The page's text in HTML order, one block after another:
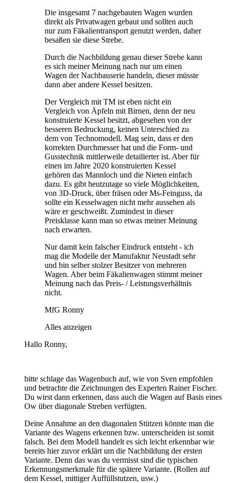
Die insgesamt 7 nachgebauten Wagen wurden
direkt als Privatwagen gebaut und sollten auch
nur zum Fäkalientransport genutzt werden, daher
besaßen sie diese Strebe.
Durch die Nachbildung genau dieser Strebe kann
es sich meiner Meinung nach nur um einen
Wagen der Nachbauserie handeln, dieser müsste
dann aber andere Kessel besitzen.
Der Vergleich mit TM ist eben nicht ein
Vergleich von Äpfeln mit Birnen, denn der neu
konstruierte Kessel besitzt, abgesehen von der
besseren Bedruckung, keinen Unterschied zu
dem von Technomodell. Mag sein, dass er den
korrekten Durchmesser hat und die Form- und
Gusstechnik mittlerweile detailierter ist. Aber für
einen im Jahre 2020 konstruierten Kessel
gehören das Mannloch und die Nieten einfach
dazu. Es gibt heutzutage so viele Möglichkeiten,
von 3D-Druck, über fräsen oder Ms-Feinguss, da
sollte ein Kesselwagen nicht mehr aussehen als
wäre er geschweißt. Zumindest in dieser
Preisklasse kann man so etwas meiner Meinung
nach erwarten.
Nur damit kein falscher Eindruck entsteht - ich
mag die Modelle der Manufaktur Neustadt sehr
und bin selber stolzer Besitzer von mehreren
Wagen. Aber beim Fäkalienwagen stimmt meiner
Meinung nach das Preis- / Leistungsverhältnis
nicht.
MfG Ronny
Alles anzeigen
Hallo Ronny,
bitte schlage das Wagenbuch auf, wie von Sven empfohlen
und betrachte die Zeichnungen des Experten Rainer Fischer.
Du wirst dann erkennen, dass auch die Wagen auf Basis eines
Ow über diagonale Streben verfügten.
Deine Annahme an den diagonalen Stützen könnte man die
Variante des Wagens erkennen bzw. unterscheiden ist somit
falsch. Bei dem Modell handelt es sich leicht erkennbar wie
bereits hier zuvor erklärt um die Nachbildung der ersten
Variante. Denn das was du vermisst sind die typischen
Erkennungsmerkmale für die spätere Variante. (Rollen auf
dem Kessel, mittiger Auffüllstutzen, usw.)